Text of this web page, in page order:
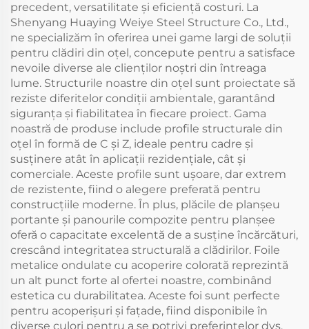
precedent, versatilitate și eficiență costuri. La
Shenyang Huaying Weiye Steel Structure Co., Ltd.,
ne specializăm în oferirea unei game largi de soluții
pentru clădiri din oțel, concepute pentru a satisface
nevoile diverse ale clienților noștri din întreaga
lume. Structurile noastre din oțel sunt proiectate să
reziste diferitelor condiții ambientale, garantând
siguranța și fiabilitatea în fiecare proiect. Gama
noastră de produse include profile structurale din
oțel în formă de C și Z, ideale pentru cadre și
susținere atât în aplicații rezidențiale, cât și
comerciale. Aceste profile sunt ușoare, dar extrem
de rezistente, fiind o alegere preferată pentru
construcțiile moderne. În plus, plăcile de planșeu
portante și panourile compozite pentru planșee
oferă o capacitate excelentă de a susține încărcături,
crescând integritatea structurală a clădirilor. Foile
metalice ondulate cu acoperire colorată reprezintă
un alt punct forte al ofertei noastre, combinând
estetica cu durabilitatea. Aceste foi sunt perfecte
pentru acoperișuri și fațade, fiind disponibile în
diverse culori pentru a se potrivi preferințelor dvs.